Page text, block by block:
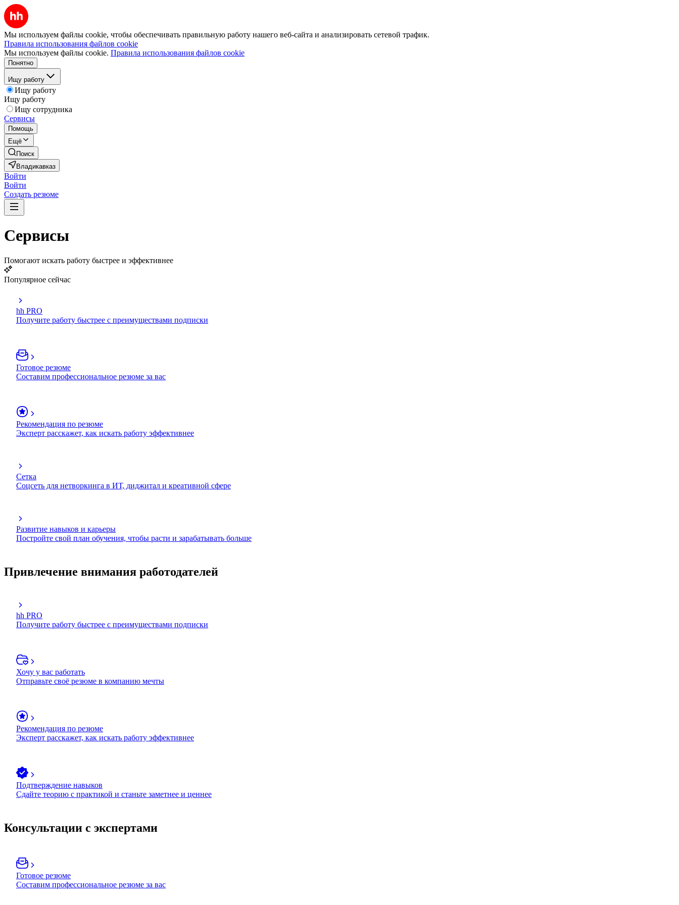
Мы используем файлы cookie, чтобы обеспечивать правильную работу нашего веб-сайта и анализировать сетевой трафик.
Правила использования файлов cookie
Мы используем файлы cookie. Правила использования файлов cookie
Понятно
Ищу работу
Ищу работу
Ищу работу
Ищу сотрудника
Сервисы
Помощь
Ещё
Поиск
Владикавказ
Войти
Войти
Создать резюме
Сервисы
Помогают искать работу быстрее и эффективнее
Популярное сейчас
hh PRO
Получите работу быстрее с преимуществами подписки
Готовое резюме
Составим профессиональное резюме за вас
Рекомендация по резюме
Эксперт расскажет, как искать работу эффективнее
Сетка
Соцсеть для нетворкинга в ИТ, диджитал и креативной сфере
Развитие навыков и карьеры
Постройте свой план обучения, чтобы расти и зарабатывать больше
Привлечение внимания работодателей
hh PRO
Получите работу быстрее с преимуществами подписки
Хочу у вас работать
Отправьте своё резюме в компанию мечты
Рекомендация по резюме
Эксперт расскажет, как искать работу эффективнее
Подтверждение навыков
Сдайте теорию с практикой и станьте заметнее и ценнее
Консультации с экспертами
Готовое резюме
Составим профессиональное резюме за вас